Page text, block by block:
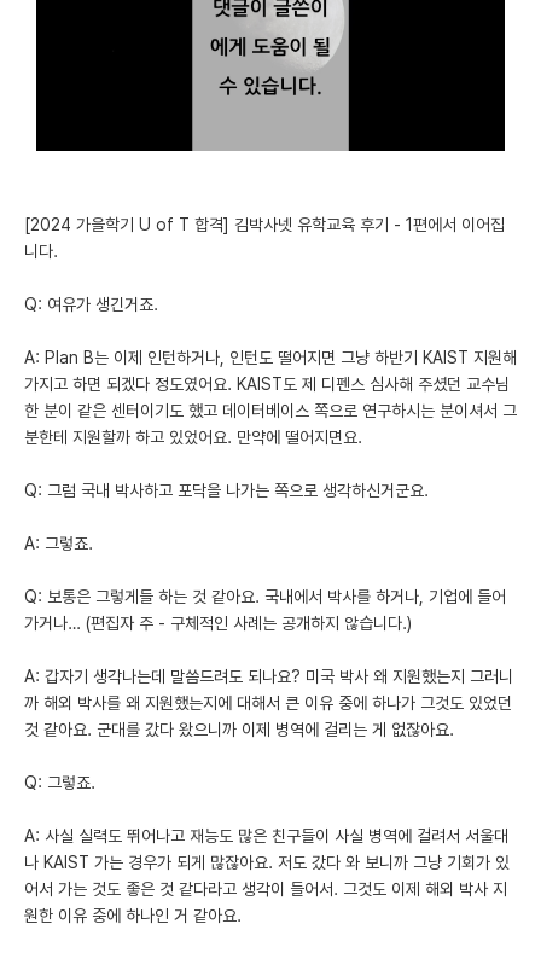
이벤트
이벤트
반도체 아카데미
재팬라운지 🌸
[2024 가을학기 U of T 합격] 김박사넷 유학교육 후기 - 1편에서 이어집
니다.
Q: 여유가 생긴거죠.
A: Plan B는 이제 인턴하거나, 인턴도 떨어지면 그냥 하반기 KAIST 지원해
가지고 하면 되겠다 정도였어요. KAIST도 제 디펜스 심사해 주셨던 교수님
한 분이 같은 센터이기도 했고 데이터베이스 쪽으로 연구하시는 분이셔서 그
분한테 지원할까 하고 있었어요. 만약에 떨어지면요.
Q: 그럼 국내 박사하고 포닥을 나가는 쪽으로 생각하신거군요.
A: 그렇죠.
Q: 보통은 그렇게들 하는 것 같아요. 국내에서 박사를 하거나, 기업에 들어
가거나… (편집자 주 - 구체적인 사례는 공개하지 않습니다.)
A: 갑자기 생각나는데 말씀드려도 되나요? 미국 박사 왜 지원했는지 그러니
까 해외 박사를 왜 지원했는지에 대해서 큰 이유 중에 하나가 그것도 있었던
것 같아요. 군대를 갔다 왔으니까 이제 병역에 걸리는 게 없잖아요.
Q: 그렇죠.
A: 사실 실력도 뛰어나고 재능도 많은 친구들이 사실 병역에 걸려서 서울대
나 KAIST 가는 경우가 되게 많잖아요. 저도 갔다 와 보니까 그냥 기회가 있
어서 가는 것도 좋은 것 같다라고 생각이 들어서. 그것도 이제 해외 박사 지
원한 이유 중에 하나인 거 같아요.